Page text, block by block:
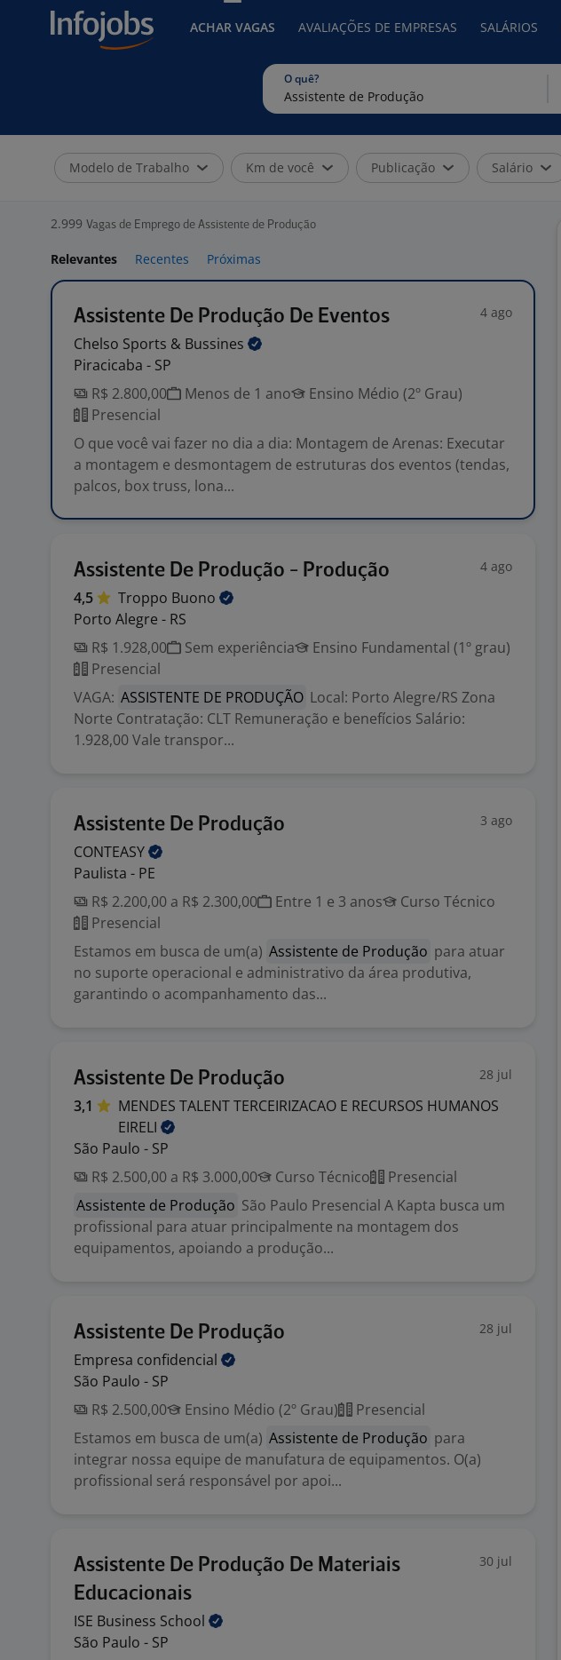
ACHAR VAGAS AVALIAÇÕES DE EMPRESAS SALÁRIOS
O quê?
Modelo de Trabalho Km de você Publicação Salário
2.999 Vagas de Emprego de Assistente de Produção
Relevantes Recentes Próximas
Assistente De Produção De Eventos 4 ago
Chelso Sports & Bussines
Piracicaba - SP
R$ 2.800,00
Menos de 1 ano
Ensino Médio (2º Grau)
Presencial
O que você vai fazer no dia a dia: Montagem de Arenas: Executar
a montagem e desmontagem de estruturas dos eventos (tendas,
palcos, box truss, lona...
Assistente De Produção - Produção 4 ago
4,5 Troppo Buono
Porto Alegre - RS
R$ 1.928,00
Sem experiência
Ensino Fundamental (1º grau)
Presencial
VAGA: ASSISTENTE DE PRODUÇÃO Local: Porto Alegre/RS Zona
Norte Contratação: CLT Remuneração e benefícios Salário:
1.928,00 Vale transpor...
Assistente De Produção 3 ago
CONTEASY
Paulista - PE
R$ 2.200,00 a R$ 2.300,00
Entre 1 e 3 anos
Curso Técnico
Presencial
Estamos em busca de um(a) Assistente de Produção para atuar
no suporte operacional e administrativo da área produtiva,
garantindo o acompanhamento das...
Assistente De Produção 28 jul
3,1
MENDES TALENT TERCEIRIZACAO E RECURSOS HUMANOS
EIRELI
São Paulo - SP
R$ 2.500,00 a R$ 3.000,00
Curso Técnico
Presencial
Assistente de Produção São Paulo Presencial A Kapta busca um
profissional para atuar principalmente na montagem dos
equipamentos, apoiando a produção...
Assistente De Produção 28 jul
Empresa confidencial
São Paulo - SP
R$ 2.500,00
Ensino Médio (2º Grau)
Presencial
Estamos em busca de um(a) Assistente de Produção para
integrar nossa equipe de manufatura de equipamentos. O(a)
profissional será responsável por apoi...
Assistente De Produção De Materiais
Educacionais
30 jul
ISE Business School
São Paulo - SP